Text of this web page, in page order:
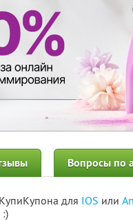
Вопросы по
для IOS или